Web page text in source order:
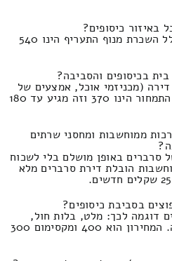
באיזור כיסופים?
יכולת העברת איזור בישול כולל השכרת מנוף התעריף הינו 540
בכיסופים והסביבה?
(מכניזמי אוכל, אמצעים של
הכנת מזון אגרטלים וכיוצ"ב) התמחור הינו 370 וזה מגיע עד 180
ממוחשבות ומחסני שרתים
באופן מושלם בלי לשכוח
הובלת דירת סרברים מלא
בסביבת כיסופים?
דוגמה לכך: מלט, בלות חול,
פחים לצביעה והרשימה ארוכה. המחירון הוא 400 ומקסימום 300